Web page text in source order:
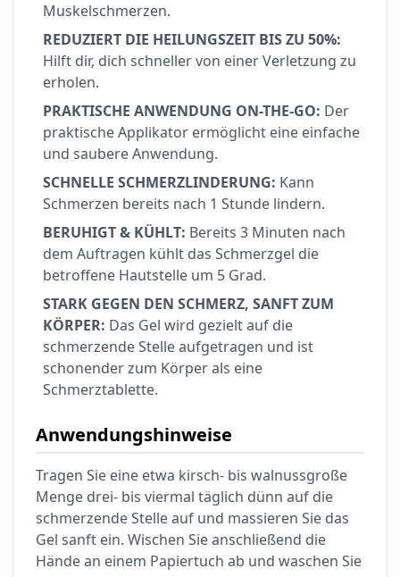
Muskelschmerzen.
REDUZIERT DIE HEILUNGSZEIT BIS ZU 50%:
Hilft dir, dich schneller von einer Verletzung zu
erholen.
PRAKTISCHE ANWENDUNG ON-THE-GO: Der
praktische Applikator ermöglicht eine einfache
und saubere Anwendung.
SCHNELLE SCHMERZLINDERUNG: Kann
Schmerzen bereits nach 1 Stunde lindern.
BERUHIGT & KÜHLT: Bereits 3 Minuten nach
dem Auftragen kühlt das Schmerzgel die
betroffene Hautstelle um 5 Grad.
STARK GEGEN DEN SCHMERZ, SANFT ZUM
KÖRPER: Das Gel wird gezielt auf die
schmerzende Stelle aufgetragen und ist
schonender zum Körper als eine
Schmerztablette.
Anwendungshinweise
Tragen Sie eine etwa kirsch- bis walnussgroße
Menge drei- bis viermal täglich dünn auf die
schmerzende Stelle auf und massieren Sie das
Gel sanft ein. Wischen Sie anschließend die
Hände an einem Papiertuch ab und waschen Sie